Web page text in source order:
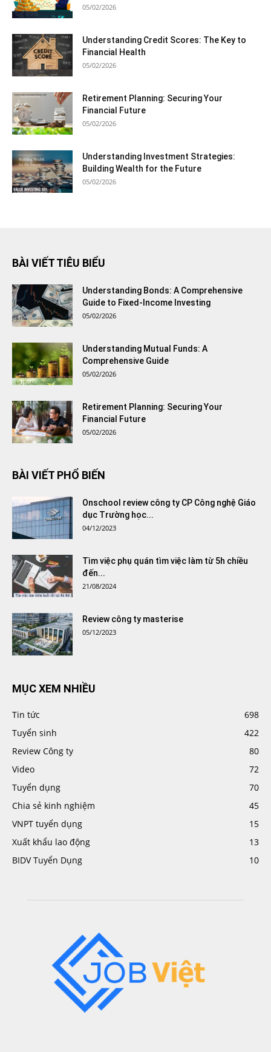
05/02/2026
Understanding Credit Scores: The Key to
Financial Health
05/02/2026
Retirement Planning: Securing Your
Financial Future
05/02/2026
Understanding Investment Strategies:
Building Wealth for the Future
05/02/2026
BÀI VIẾT TIÊU BIỂU
Understanding Bonds: A Comprehensive
Guide to Fixed-Income Investing
05/02/2026
Understanding Mutual Funds: A
Comprehensive Guide
05/02/2026
Retirement Planning: Securing Your
Financial Future
05/02/2026
BÀI VIẾT PHỔ BIẾN
Onschool review công ty CP Công nghệ Giáo
dục Trường học...
04/12/2023
Tìm việc phụ quán tìm việc làm từ 5h chiều
đến...
21/08/2024
Review công ty masterise
05/12/2023
MỤC XEM NHIỀU
Tin tức
698
Tuyển sinh
422
Review Công ty
80
Video
72
Tuyển dụng
70
Chia sẻ kinh nghiệm
45
VNPT tuyển dụng
15
Xuất khẩu lao động
13
BIDV Tuyển Dụng
10